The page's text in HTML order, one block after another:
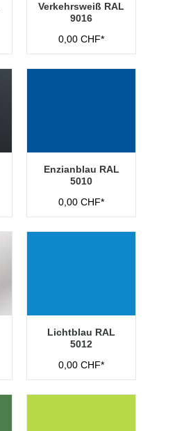
Verkehrsweiß RAL
9016
0,00 CHF*
Enzianblau RAL
5010
0,00 CHF*
Lichtblau RAL
5012
0,00 CHF*